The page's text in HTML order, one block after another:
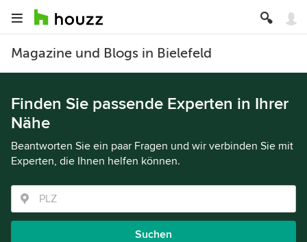
Magazine und Blogs in Bielefeld
Finden Sie passende Experten in Ihrer
Nähe
Beantworten Sie ein paar Fragen und wir verbinden Sie mit
Experten, die Ihnen helfen können.
Suchen